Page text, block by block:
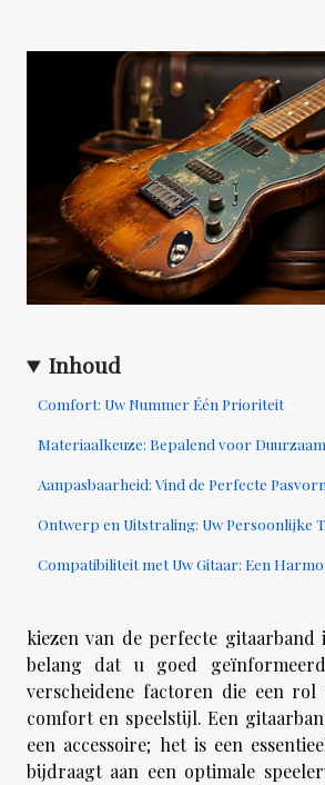
Inhoud
Comfort: Uw Nummer Één Prioriteit
Materiaalkeuze: Bepalend voor
Aanpasbaarheid: Vind de Perfecte
Ontwerp en Uitstraling: Uw Persoonlijke
Compatibiliteit met Uw Gitaar: Een
kiezen van de perfecte
belang dat u goed
verscheidene factoren die een
comfort en speelstijl. Een
een accessoire; het is een
bijdraagt aan een optimale